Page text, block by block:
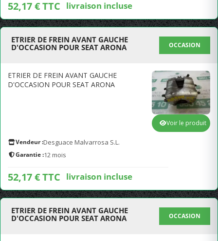
52,17 € TTC livraison incluse
ETRIER DE FREIN AVANT GAUCHE
D'OCCASION POUR SEAT ARONA
OCCASION
ETRIER DE FREIN AVANT GAUCHE
D'OCCASION POUR SEAT ARONA
Vendeur :Desguace Malvarrosa S.L.
Garantie :12 mois
52,17 € TTC livraison incluse
Voir le produit
ETRIER DE FREIN AVANT GAUCHE
D'OCCASION POUR SEAT ARONA
OCCASION